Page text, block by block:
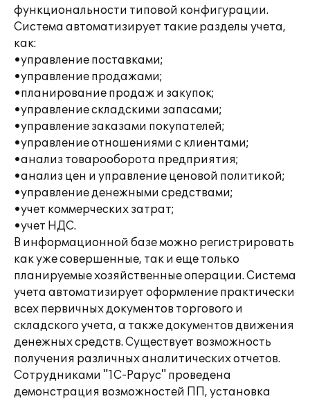
функциональности типовой конфигурации.
Система автоматизирует такие разделы учета,
как:
•управление поставками;
•управление продажами;
•планирование продаж и закупок;
•управление складскими запасами;
•управление заказами покупателей;
•управление отношениями с клиентами;
•анализ товарооборота предприятия;
•анализ цен и управление ценовой политикой;
•управление денежными средствами;
•учет коммерческих затрат;
•учет НДС.
В информационной базе можно регистрировать
как уже совершенные, так и еще только
планируемые хозяйственные операции. Система
учета автоматизирует оформление практически
всех первичных документов торгового и
складского учета, а также документов движения
денежных средств. Существует возможность
получения различных аналитических отчетов.
Сотрудниками "1С-Рарус" проведена
демонстрация возможностей ПП, установка